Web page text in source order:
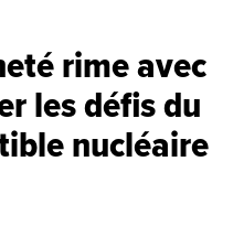
rime avec
les défis du
nucléaire